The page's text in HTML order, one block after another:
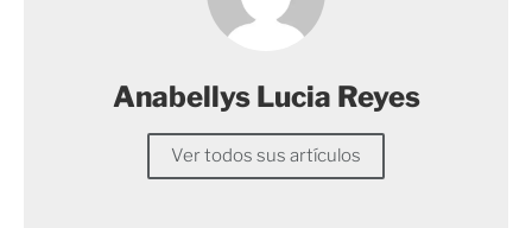
Anabellys Lucia Reyes
Ver todos sus artículos